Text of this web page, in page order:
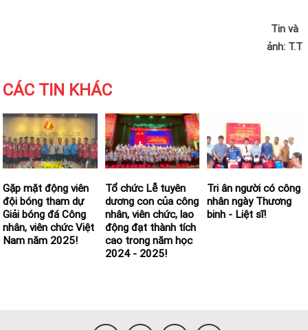
Tin và
ảnh: T.T
CÁC TIN KHÁC
Gặp mặt động viên
đội bóng tham dự
Giải bóng đá Công
nhân, viên chức Việt
Nam năm 2025!
Tổ chức Lễ tuyên
dương con của công
nhân, viên chức, lao
động đạt thành tích
cao trong năm học
2024 - 2025!
Tri ân người có công
nhân ngày Thương
binh - Liệt sĩ!